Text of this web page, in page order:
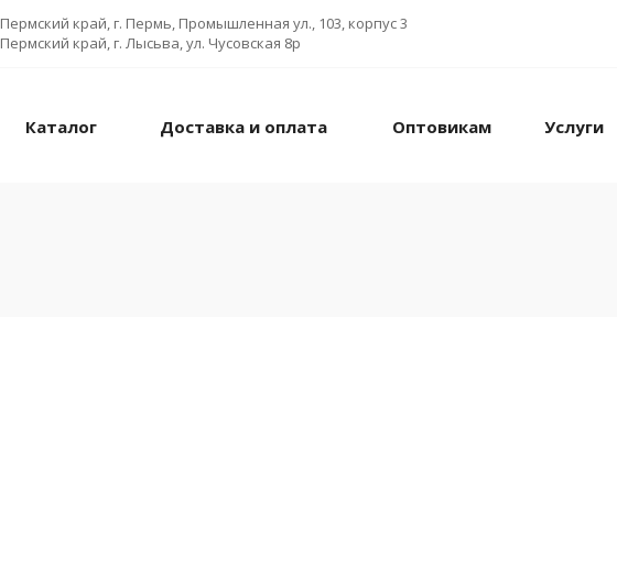
Пермский край, г. Пермь, Промышленная ул., 103, корпус 3
Пермский край, г. Лысьва, ул. Чусовская 8р
Каталог Доставка и оплата Оптовикам Услуги